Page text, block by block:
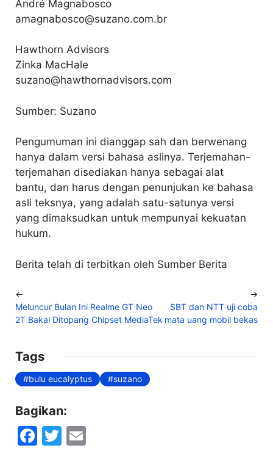
André Magnabosco
amagnabosco@suzano.com.br
Hawthorn Advisors
Zinka MacHale
suzano@hawthornadvisors.com
Sumber: Suzano
Pengumuman ini dianggap sah dan berwenang
hanya dalam versi bahasa aslinya. Terjemahan-
terjemahan disediakan hanya sebagai alat
bantu, dan harus dengan penunjukan ke bahasa
asli teksnya, yang adalah satu-satunya versi
yang dimaksudkan untuk mempunyai kekuatan
hukum.
Berita telah di terbitkan oleh Sumber Berita
←
Meluncur Bulan Ini Realme GT Neo
2T Bakal Ditopang Chipset MediaTek
SBT dan NTT uji coba
mata uang mobil bekas
→
Tags
bulu eucalyptus suzano
Bagikan:
F
T